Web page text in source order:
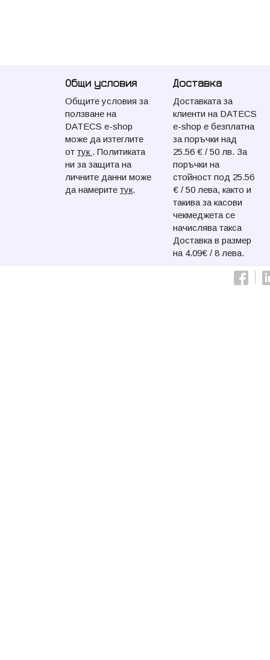
Общи условия
Общите условия за
ползване на
DATECS e-shop
може да изтеглите
от тук . Политиката
ни за защита на
личните данни може
да намерите тук.
Доставка
Доставката за
клиенти на DATECS
e-shop e безплатна
за поръчки над
25.56 € / 50 лв. За
поръчки на
стойност под 25.56
€ / 50 лева, както и
такива за касови
чекмеджета се
начислява такса
Доставка в размер
на 4.09€ / 8 лева.